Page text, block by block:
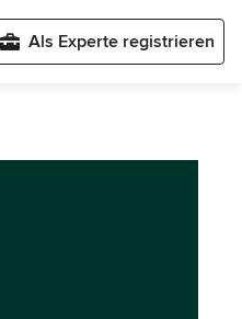
Als Experte registrieren